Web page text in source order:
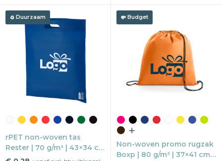
Duurzaam
rPET non-woven tas
Rester | 70 g/m² | 43×34 cm
| Gestanst handvat
Budget
Non-woven promo rugzak
Boxp | 80 g/m² | 37×41 cm |